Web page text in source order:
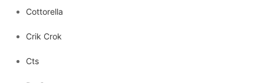
Cottorella
Crik Crok
Cts